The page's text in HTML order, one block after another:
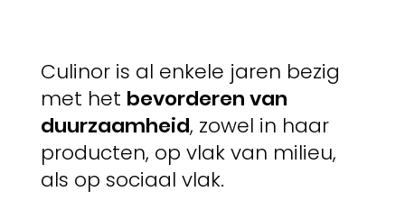
Culinor is al enkele jaren bezig
met het bevorderen van
duurzaamheid, zowel in haar
producten, op vlak van milieu,
als op sociaal vlak.